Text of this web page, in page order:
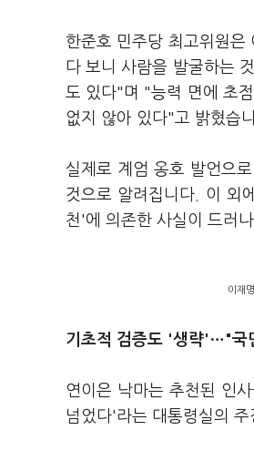
한준호 민주당 최고위원
다 보니 사람을 발굴하는
도 있다"며 "능력 면에 초
없지 않아 있다"고 밝혔습
실제로 계엄 옹호 발언으
것으로 알려집니다. 이 외
천'에 의존한 사실이 드러
이재
기초적 검증도 '생략'…"국
연이은 낙마는 추천된 인
넘었다'라는 대통령실의